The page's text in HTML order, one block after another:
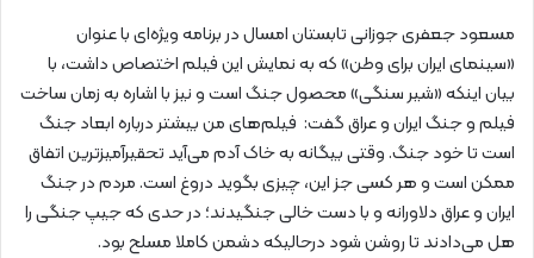
مسعود جعفری جوزانی تابستان امسال در برنامه ویژه‌ای با عنوان
«سینمای ایران برای وطن» که به نمایش این فیلم اختصاص داشت، با
بیان اینکه «شیر سنگی» محصول جنگ است و نیز با اشاره به زمان ساخت
فیلم و جنگ ایران و عراق گفت: فیلم‌های من بیشتر درباره ابعاد جنگ
است تا خود جنگ. وقتی بیگانه به خاک آدم می‌آید تحقیرآمیزترین اتفاق
ممکن است و هر کسی جز این، چیزی بگوید دروغ است. مردم در جنگ
ایران و عراق دلاورانه و با دست خالی جنگیدند؛ در حدی که جیپ جنگی را
هل می‌دادند تا روشن شود درحالیکه دشمن کاملا مسلح بود.